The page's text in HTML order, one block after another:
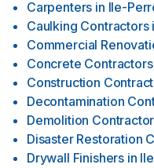
Carpenters in Ile-
Caulking Contractors
Commercial
Concrete Contractors
Construction
Decontamination
Demolition
Disaster Restoration
Drywall Finishers in